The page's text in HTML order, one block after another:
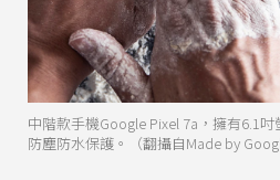
中階款手機Google Pixel 7a，擁有6.1
防塵防水保護。（翻攝自Made by